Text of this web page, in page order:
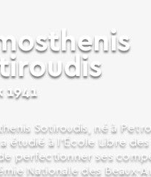
1941
Sotiroudis, né à
étudié à l’École Libre
perfectionner ses
Nationale des Beaux-